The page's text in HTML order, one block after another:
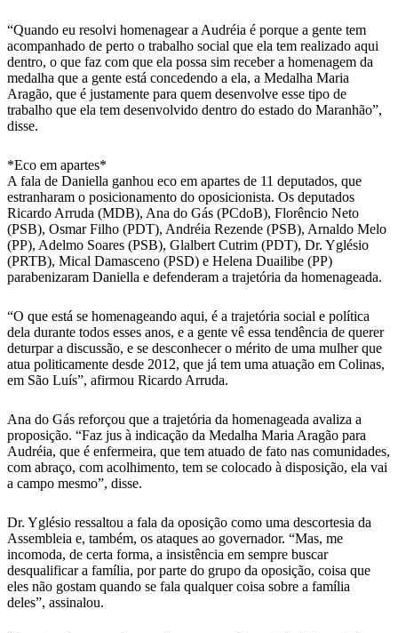
“Quando eu resolvi homenagear a Audréia é porque a gente tem
acompanhado de perto o trabalho social que ela tem realizado aqui
dentro, o que faz com que ela possa sim receber a homenagem da
medalha que a gente está concedendo a ela, a Medalha Maria
Aragão, que é justamente para quem desenvolve esse tipo de
trabalho que ela tem desenvolvido dentro do estado do Maranhão”,
disse.
*Eco em apartes*
A fala de Daniella ganhou eco em apartes de 11 deputados, que
estranharam o posicionamento do oposicionista. Os deputados
Ricardo Arruda (MDB), Ana do Gás (PCdoB), Florêncio Neto
(PSB), Osmar Filho (PDT), Andréia Rezende (PSB), Arnaldo Melo
(PP), Adelmo Soares (PSB), Glalbert Cutrim (PDT), Dr. Yglésio
(PRTB), Mical Damasceno (PSD) e Helena Duailibe (PP)
parabenizaram Daniella e defenderam a trajetória da homenageada.
“O que está se homenageando aqui, é a trajetória social e política
dela durante todos esses anos, e a gente vê essa tendência de querer
deturpar a discussão, e se desconhecer o mérito de uma mulher que
atua politicamente desde 2012, que já tem uma atuação em Colinas,
em São Luís”, afirmou Ricardo Arruda.
Ana do Gás reforçou que a trajetória da homenageada avaliza a
proposição. “Faz jus à indicação da Medalha Maria Aragão para
Audréia, que é enfermeira, que tem atuado de fato nas comunidades,
com abraço, com acolhimento, tem se colocado à disposição, ela vai
a campo mesmo”, disse.
Dr. Yglésio ressaltou a fala da oposição como uma descortesia da
Assembleia e, também, os ataques ao governador. “Mas, me
incomoda, de certa forma, a insistência em sempre buscar
desqualificar a família, por parte do grupo da oposição, coisa que
eles não gostam quando se fala qualquer coisa sobre a família
deles”, assinalou.